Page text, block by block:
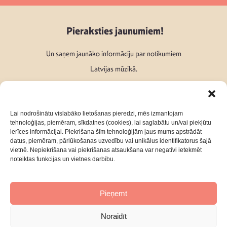
Lai nodrošinātu vislabāko lietošanas pieredzi, mēs izmantojam
tehnoloģijas, piemēram, sīkdatnes (cookies), lai saglabātu un/vai piekļūtu
ierīces informācijai. Piekrišana šīm tehnoloģijām ļaus mums apstrādāt
datus, piemēram, pārlūkošanas uzvedību vai unikālus identifikatorus šajā
vietnē. Nepiekrišana vai piekrišanas atsaukšana var negatīvi ietekmēt
noteiktas funkcijas un vietnes darbību.
Pieņemt
Noraidīt
Pieraksties jaunumiem!
Un saņem jaunāko informāciju par notikumiem
Latvijas mūzikā.
Seko mums:
Par mumsKontakti